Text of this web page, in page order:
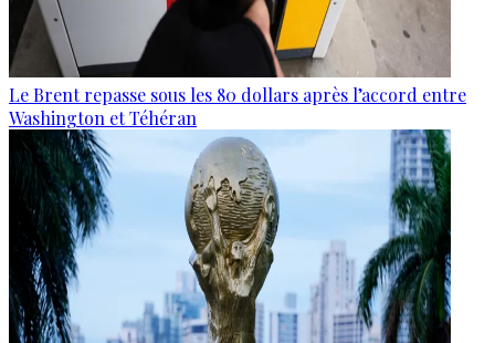
Le Brent repasse sous les 80 dollars après l’accord entre
Washington et Téhéran